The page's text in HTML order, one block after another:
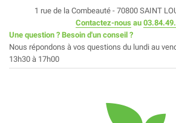
1 rue de la Combeauté - 70800 SAINT
Contactez-nous au
Une question ? Besoin d'un conseil ?
Nous répondons à vos questions du lundi au
13h30 à 17h00